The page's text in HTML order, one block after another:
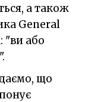
а також
General
"ви або
що